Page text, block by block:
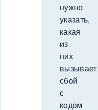
нужно
указать,
какая
из
них
вызывает
сбой
с
кодом